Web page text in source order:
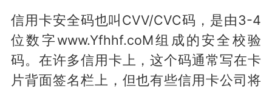
信用卡安全码也叫CVV/CVC码，是由3-4
位数字www.Yfhhf.coM组成的安全校验
码。在许多信用卡上，这个码通常写在卡
片背面签名栏上，但也有些信用卡公司将